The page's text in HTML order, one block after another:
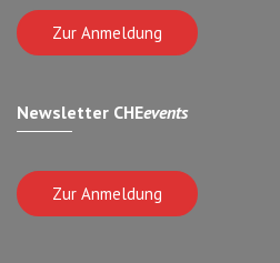
Zur Anmeldung
Newsletter CHEevents
Zur Anmeldung